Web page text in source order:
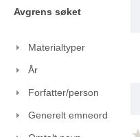
Avgrens søket
Materialtyper
År
Forfatter/person
Generelt emneord